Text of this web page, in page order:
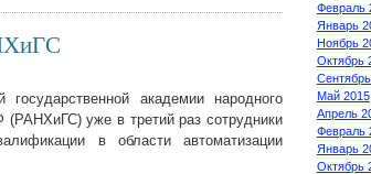
академии народного
(РАНХиГС) уже в третий раз сотрудники
в области автоматизации
Февраль
Январь
Ноябрь
Октябрь
Май 2015
Апрель
Февраль
Январь
Октябрь